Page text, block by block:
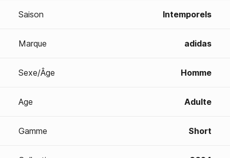
Saison Intemporels
Marque adidas
Sexe/Âge Homme
Age Adulte
Gamme Short